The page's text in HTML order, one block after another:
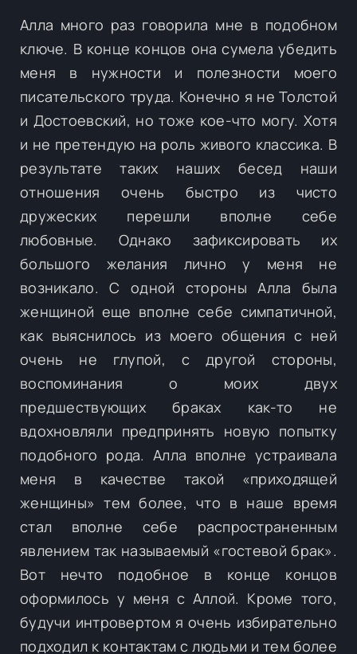
Алла много раз говорила мне в подобном
ключе. В конце концов она сумела убедить
меня в нужности и полезности моего
писательского труда. Конечно я не Толстой
и Достоевский, но тоже кое-что могу. Хотя
и не претендую на роль живого классика. В
результате таких наших бесед наши
отношения очень быстро из чисто
дружеских перешли вполне себе
любовные. Однако зафиксировать их
большого желания лично у меня не
возникало. С одной стороны Алла была
женщиной еще вполне себе симпатичной,
как выяснилось из моего общения с ней
очень не глупой, с другой стороны,
воспоминания о моих двух
предшествующих браках как-то не
вдохновляли предпринять новую попытку
подобного рода. Алла вполне устраивала
меня в качестве такой «приходящей
женщины» тем более, что в наше время
стал вполне себе распространенным
явлением так называемый «гостевой брак».
Вот нечто подобное в конце концов
оформилось у меня с Аллой. Кроме того,
будучи интровертом я очень избирательно
подходил к контактам с людьми и тем более